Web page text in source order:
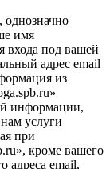
однозначно
имя
входа под вашей
адрес email
из
информации,
услуги
при
кроме вашего
адреса email,